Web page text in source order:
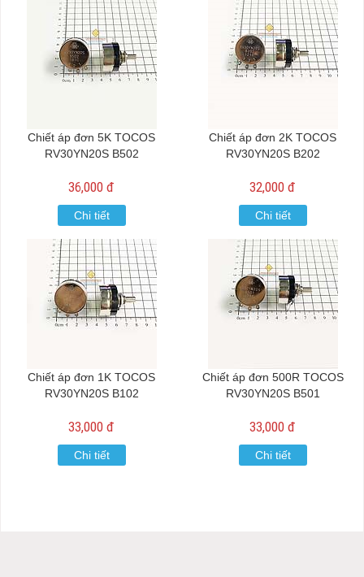
Chiết áp đơn 5K TOCOS
RV30YN20S B502
36,000 đ
Chi tiết
Chiết áp đơn 2K TOCOS
RV30YN20S B202
32,000 đ
Chi tiết
Chiết áp đơn 1K TOCOS
RV30YN20S B102
33,000 đ
Chi tiết
Chiết áp đơn 500R TOCOS
RV30YN20S B501
33,000 đ
Chi tiết